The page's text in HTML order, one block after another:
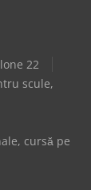
22
scule,
cursă pe